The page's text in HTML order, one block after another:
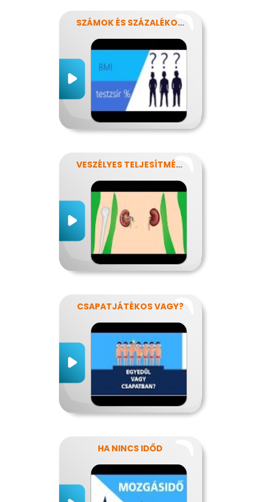
SZÁMOK ÉS SZÁZALÉKOK REJTELMEI
VESZÉLYES TELJESÍTMÉNY
CSAPATJÁTÉKOS VAGY?
HA NINCS IDŐD